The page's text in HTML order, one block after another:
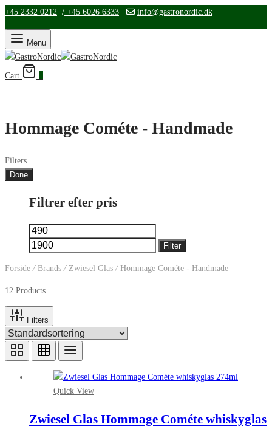
+45 2332 0212 / +45 6026 6333 info@gastronordic.dk
Menu
Cart
Hommage Cométe - Handmade
Filters
Done
Filtrer efter pris
Mindste
pris
prisFilter
Forside / Brands / Zwiesel Glas /Hommage Cométe - Handmade
12 Products
Filters
Quick View
Zwiesel Glas Hommage Cométe whiskyglas